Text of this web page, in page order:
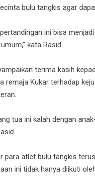
bulu tangkis agar
ini bisa
kata Rasid.
terima kasih
remaja Kukar terhadap
tua ini kalah dengan
para atlet bulu tangkis
ini tidak hanya diikuti